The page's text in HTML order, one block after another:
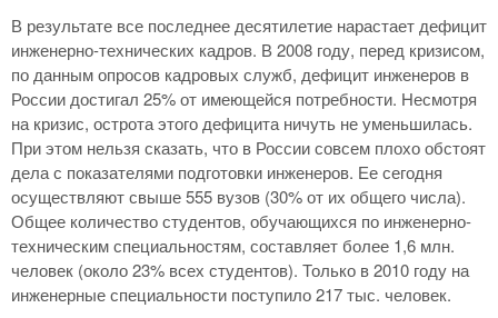
В результате все последнее десятилетие нарастает дефицит
инженерно-технических кадров. В 2008 году, перед кризисом,
по данным опросов кадровых служб, дефицит инженеров в
России достигал 25% от имеющейся потребности. Несмотря
на кризис, острота этого дефицита ничуть не уменьшилась.
При этом нельзя сказать, что в России совсем плохо обстоят
дела с показателями подготовки инженеров. Ее сегодня
осуществляют свыше 555 вузов (30% от их общего числа).
Общее количество студентов, обучающихся по инженерно-
техническим специальностям, составляет более 1,6 млн.
человек (около 23% всех студентов). Только в 2010 году на
инженерные специальности поступило 217 тыс. человек.